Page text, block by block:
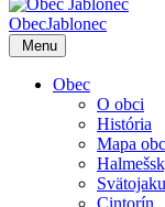
ObecJablonec
Menu
Obec
O obci
História
Mapa
Cintorín